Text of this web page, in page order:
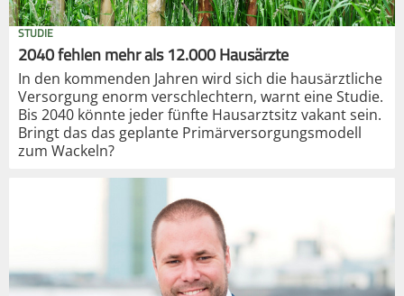
STUDIE
2040 fehlen mehr als 12.000 Hausärzte
In den kommenden Jahren wird sich die hausärztliche
Versorgung enorm verschlechtern, warnt eine Studie.
Bis 2040 könnte jeder fünfte Hausarztsitz vakant sein.
Bringt das das geplante Primärversorgungsmodell
zum Wackeln?